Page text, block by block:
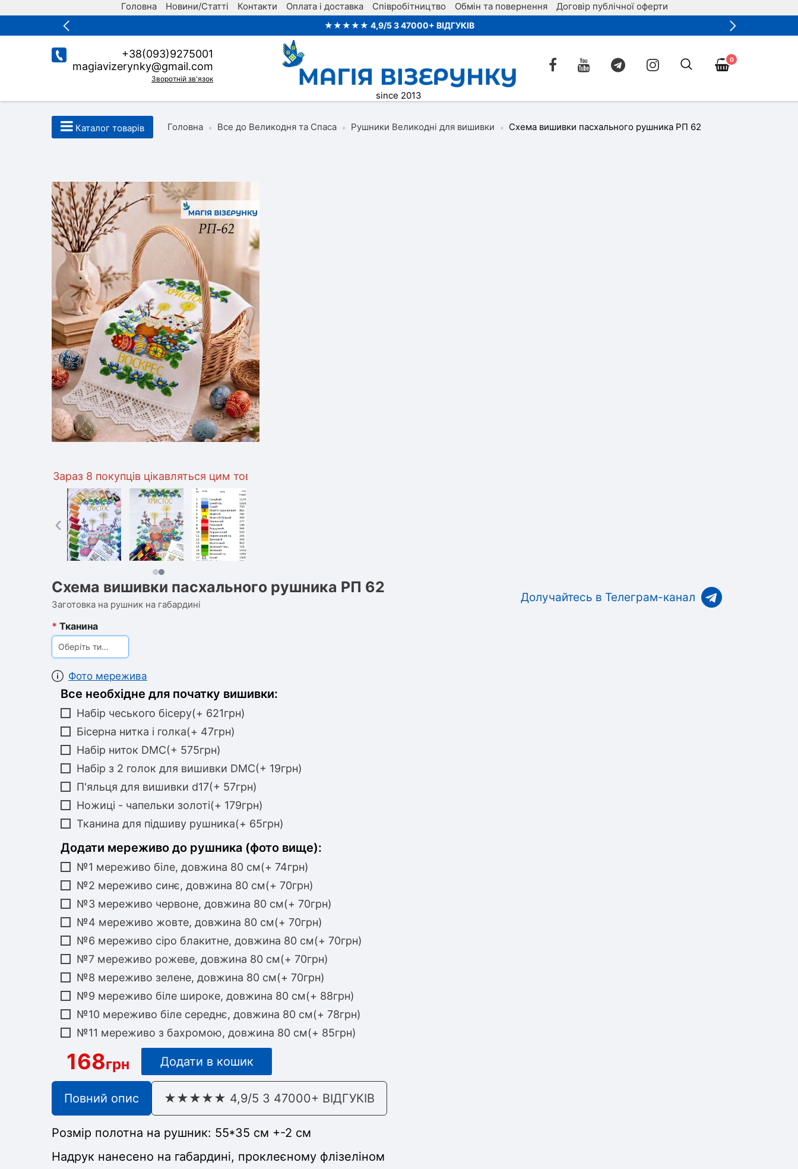
Головна Новини/Статті Контакти Оплата і доставка Співробітництво Обмін та повернення Договір публічної оферти
★★★★★ 4,9/5 З 47000+ ВІДГУКІВ
+38(093)9275001
magiavizerynky@gmail.com
Зворотній зв'язок
0
since 2013
Каталог товарів Головна • Все до Великодня та Спаса • Рушники Великодні для вишивки • Схема вишивки пасхального рушника РП 62
Зараз 8 покупців цікавляться цим товаром
‹
Схема вишивки пасхального рушника РП 62
Заготовка на рушник на габардині
* Тканина
Оберіть тип тканини
Фото мережива
Все необхідне для початку вишивки:
Набір чеського бісеру(+ 621грн)
Бісерна нитка і голка(+ 47грн)
Набір ниток DMC(+ 575грн)
Набір з 2 голок для вишивки DMC(+ 19грн)
П'яльця для вишивки d17(+ 57грн)
Ножиці - чапельки золоті(+ 179грн)
Тканина для підшиву рушника(+ 65грн)
Додати мереживо до рушника (фото вище):
№1 мереживо біле, довжина 80 см(+ 74грн)
№2 мереживо синє, довжина 80 см(+ 70грн)
№3 мереживо червоне, довжина 80 см(+ 70грн)
№4 мереживо жовте, довжина 80 см(+ 70грн)
№6 мереживо сіро блакитне, довжина 80 см(+ 70грн)
№7 мереживо рожеве, довжина 80 см(+ 70грн)
№8 мереживо зелене, довжина 80 см(+ 70грн)
№9 мереживо біле широке, довжина 80 см(+ 88грн)
№10 мереживо біле середнє, довжина 80 см(+ 78грн)
№11 мереживо з бахромою, довжина 80 см(+ 85грн)
168грн Додати в кошик
Долучайтесь в Телеграм-канал
Повний опис ★★★★★ 4,9/5 З 47000+ ВІДГУКІВ
Розмір полотна на рушник: 55*35 см +-2 см
Надрук нанесено на габардині, проклеєному флізеліном